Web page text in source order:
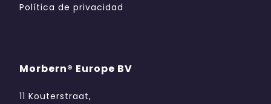
Política de privacidad
Morbern® Europe BV
11 Kouterstraat,